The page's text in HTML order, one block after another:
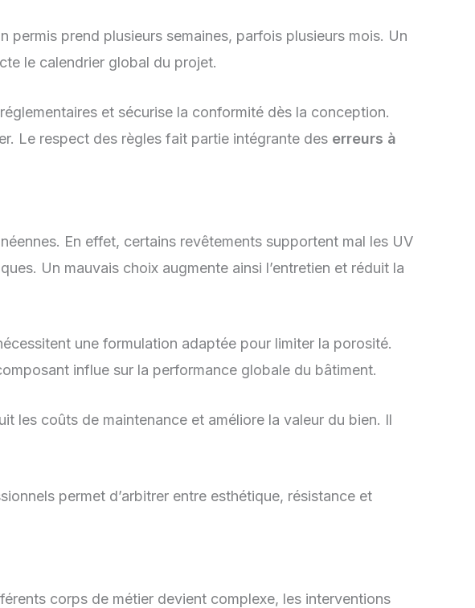
permis prend plusieurs semaines, parfois plusieurs mois. Un
le calendrier global du projet.
et sécurise la conformité dès la conception.
Le respect des règles fait partie intégrante des erreurs à
En effet, certains revêtements supportent mal les UV
Un mauvais choix augmente ainsi l’entretien et réduit la
une formulation adaptée pour limiter la porosité.
influe sur la performance globale du bâtiment.
les coûts de maintenance et améliore la valeur du bien. Il
permet d’arbitrer entre esthétique, résistance et
corps de métier devient complexe, les interventions